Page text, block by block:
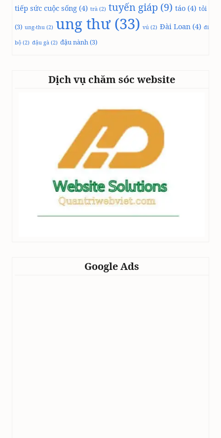
tiếp sức cuộc sống (4) trà (2) tuyến giáp (9) táo (4) tỏi
(3) ung-thu (2) ung thư(33) vú (2) Đài Loan (4) đi
bộ (2) đậu gà (2) đậu nành(3)
Dịch vụ chăm sóc website
Google Ads